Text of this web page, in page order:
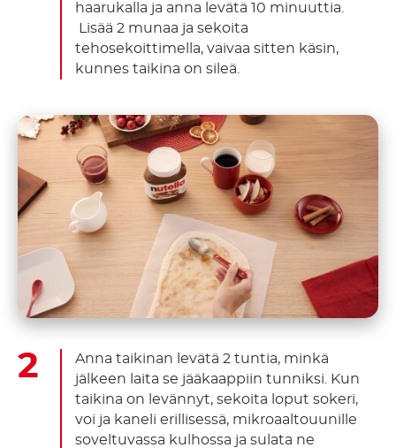
haarukalla ja anna levätä 10 minuuttia.
Lisää 2 munaa ja sekoita
tehosekoittimella, vaivaa sitten käsin,
kunnes taikina on sileä.
Anna taikinan levätä 2 tuntia, minkä
jälkeen laita se jääkaappiin tunniksi. Kun
taikina on levännyt, sekoita loput sokeri,
voi ja kaneli erillisessä, mikroaaltouunille
soveltuvassa kulhossa ja sulata ne